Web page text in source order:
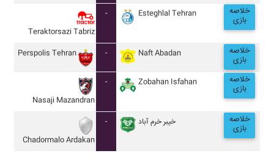
Teraktorsazi Tabriz
- Esteghlal Tehran خلاصه
بازی
Perspolis Tehran - Naft Abadan خلاصه
بازی
Nasaji Mazandran
- Zobahan Isfahan خلاصه
بازی
Chadormalo Ardakan
- خيبر خرم آباد خلاصه
بازی